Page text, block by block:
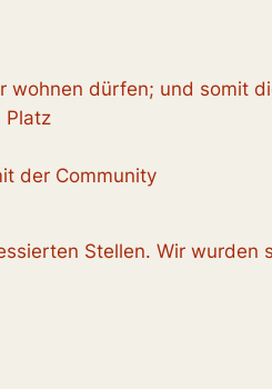
wohnen dürfen; und somit
Platz
der Community
Stellen. Wir wurden